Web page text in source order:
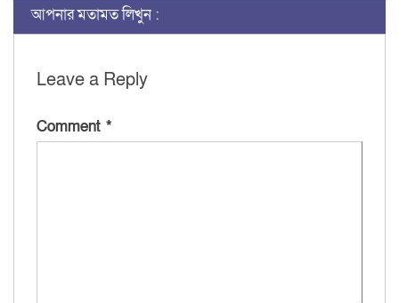
আপনার মতামত লিখুন :
Leave a Reply
Comment *